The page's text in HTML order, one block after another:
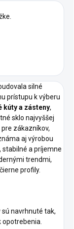
silné
prístupu k výberu
kúty a zásteny,
sklo najvyššej
zákazníkov,
aj výrobou
stabilné a príjemne
trendmi,
profily.
sú navrhnuté tak,
opotrebenia.